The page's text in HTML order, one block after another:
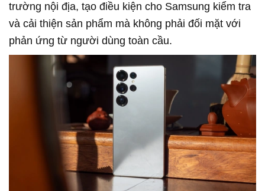
trường nội địa, tạo điều kiện cho Samsung kiểm tra
và cải thiện sản phẩm mà không phải đối mặt với
phản ứng từ người dùng toàn cầu.